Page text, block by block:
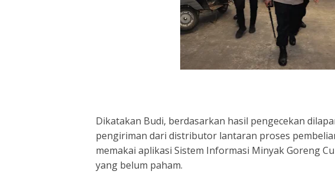
Dikatakan Budi, berdasarkan hasil pengecekan
pengiriman dari distributor lantaran proses
memakai aplikasi Sistem Informasi Minyak Goreng
yang belum paham.